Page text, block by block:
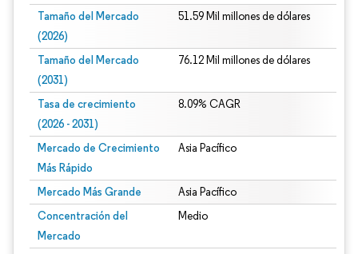
Tamaño del Mercado
(2026)
51.59 Mil millones de dólares
Tamaño del Mercado
(2031)
76.12 Mil millones de dólares
Tasa de crecimiento
(2026 - 2031)
8.09% CAGR
Mercado de Crecimiento
Más Rápido
Asia Pacífico
Mercado Más Grande Asia Pacífico
Concentración del
Mercado
Medio